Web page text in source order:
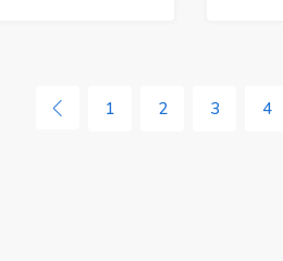
1 2 3 4